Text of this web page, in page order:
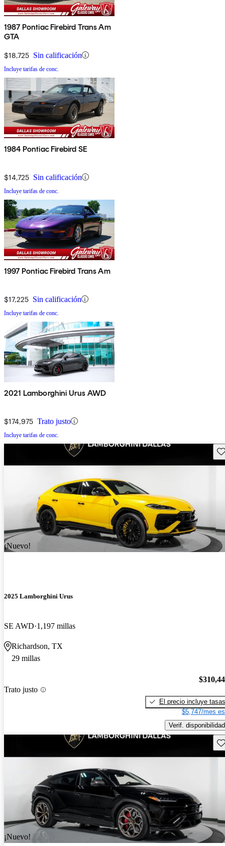
1987 Pontiac Firebird Trans Am
GTA
$18,725 Sin calificación
Incluye tarifas de conc.
1984 Pontiac Firebird SE
$14,725 Sin calificación
Incluye tarifas de conc.
1997 Pontiac Firebird Trans Am
$17,225 Sin calificación
Incluye tarifas de conc.
2021 Lamborghini Urus AWD
$174,975 Trato justo
Incluye tarifas de conc.
¡Nuevo!
2025 Lamborghini Urus
SE AWD 1,197 millas
Richardson, TX
29 millas
Trato justo
El precio incluye tasas
$5,747/mes
Verif. disponibilidad
¡Nuevo!